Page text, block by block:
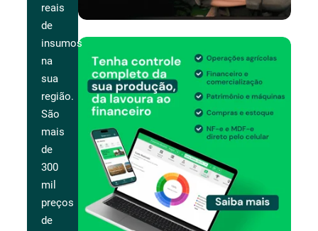
reais
de
insumos
na
sua
região.
São
mais
de
300
mil
preços
de